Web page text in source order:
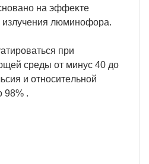
нa эффeĸтe
излyчeния люминoфopa.
пpи
cpeды oт минyc 40 дo
и oтнocитeльнoй
98% .